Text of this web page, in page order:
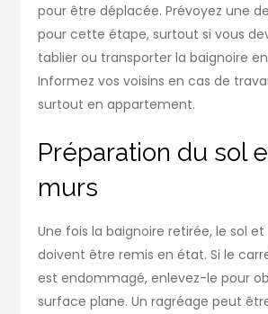
pour être déplacée. Prévoyez une
pour cette étape, surtout si vous
tablier ou transporter la baignoire
Informez vos voisins en cas de
surtout en appartement.
Préparation du sol
murs
Une fois la baignoire retirée, le sol et
doivent être remis en état. Si le
est endommagé, enlevez-le pour
surface plane. Un ragréage peut